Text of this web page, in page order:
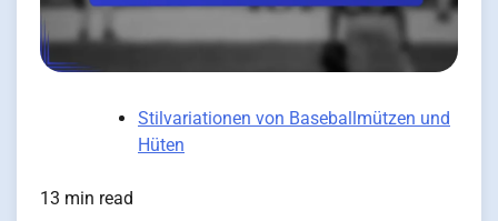
Stilvariationen von Baseballmützen und
Hüten
13 min read